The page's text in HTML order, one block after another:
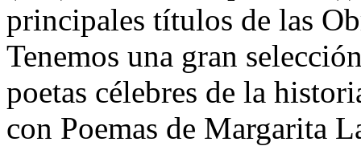
principales títulos de las
Tenemos una gran
poetas célebres de la
con Poemas de Margarita